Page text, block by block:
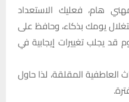
هام، فعليك الاستعداد
يومك بذكاء، وحافظ على
قد يجلب تغييرات إيجابية في
العاطفية المقلقة، لذا حاول